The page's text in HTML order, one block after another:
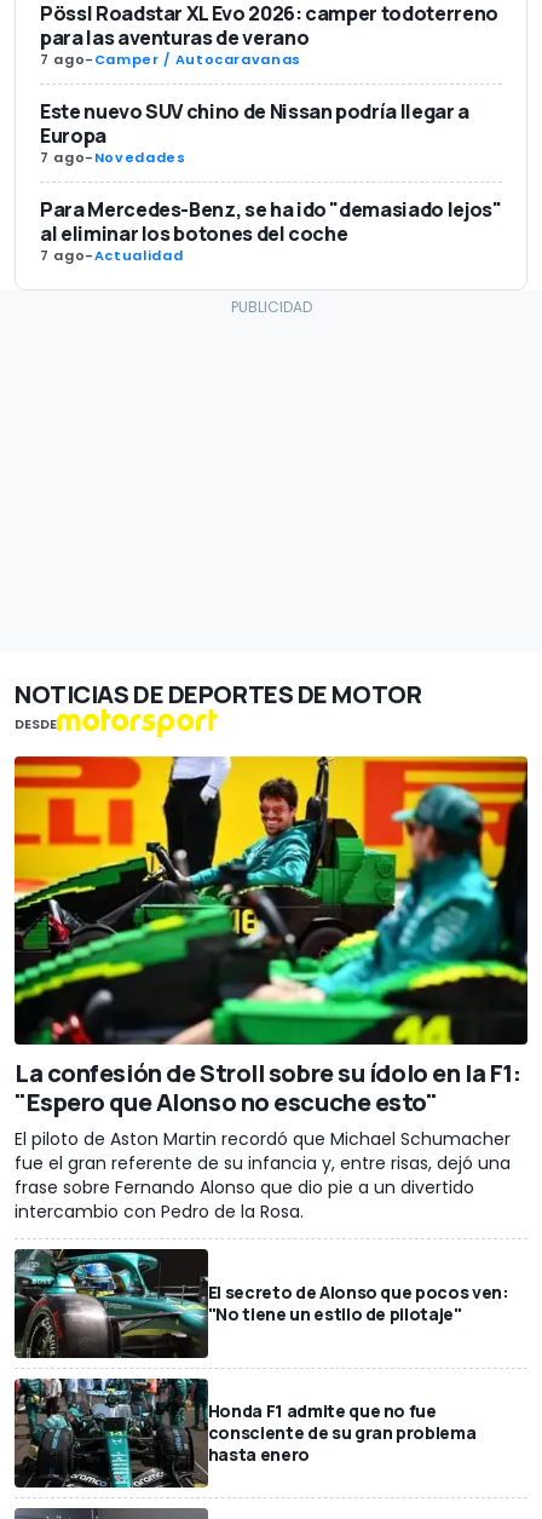
Pössl Roadstar XL Evo 2026: camper todoterreno
para las aventuras de verano
7 ago-Camper / Autocaravanas
Este nuevo SUV chino de Nissan podría llegar a
Europa
7 ago-Novedades
Para Mercedes-Benz, se ha ido "demasiado lejos"
al eliminar los botones del coche
7 ago-Actualidad
NOTICIAS DE DEPORTES DE MOTOR
DESDE
La confesión de Stroll sobre su ídolo en la F1:
"Espero que Alonso no escuche esto"
El piloto de Aston Martin recordó que Michael Schumacher
fue el gran referente de su infancia y, entre risas, dejó una
frase sobre Fernando Alonso que dio pie a un divertido
intercambio con Pedro de la Rosa.
El secreto de Alonso que pocos ven:
"No tiene un estilo de pilotaje"
Honda F1 admite que no fue
consciente de su gran problema
hasta enero